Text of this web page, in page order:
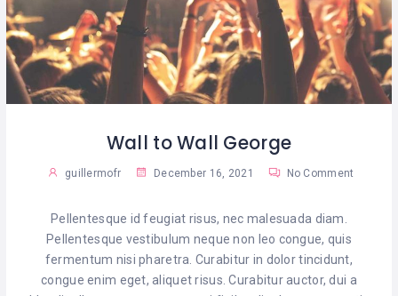
Wall to Wall George
guillermofr December 16, 2021 No Comment
Pellentesque id feugiat risus, nec malesuada diam.
Pellentesque vestibulum neque non leo congue, quis
fermentum nisi pharetra. Curabitur in dolor tincidunt,
congue enim eget, aliquet risus. Curabitur auctor, dui a